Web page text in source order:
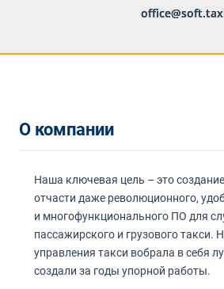
О компании
Наша ключевая цель – это
отчасти даже революционного,
и многофункционального ПО для
пассажирского и грузового такси.
управления такси вобрала в себя
создали за годы упорной работы.